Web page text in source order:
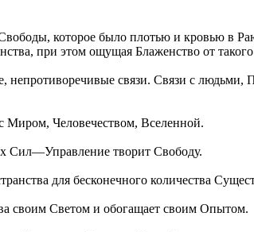
которое было плотью и кровью в
при этом ощущая Блаженство от
непротиворечивые связи. Связи с
Миром, Человечеством, Вселенной.
Сил—Управление творит Свободу.
для бесконечного количества
своим Светом и обогащает своим Опытом.